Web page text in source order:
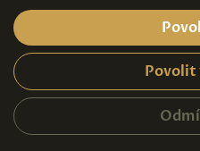
2026© Copyright -
Ochrana osobních
Povolit